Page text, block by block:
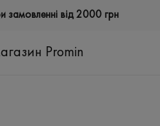
замовленні від 2000 грн